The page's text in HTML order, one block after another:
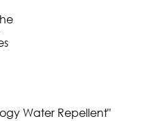
Water Repellent"